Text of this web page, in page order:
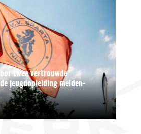
twee vertrouwde
jeugdopleiding meiden-